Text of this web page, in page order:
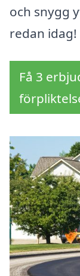
och snygg
redan idag!
Få 3